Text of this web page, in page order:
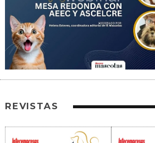
REVISTAS